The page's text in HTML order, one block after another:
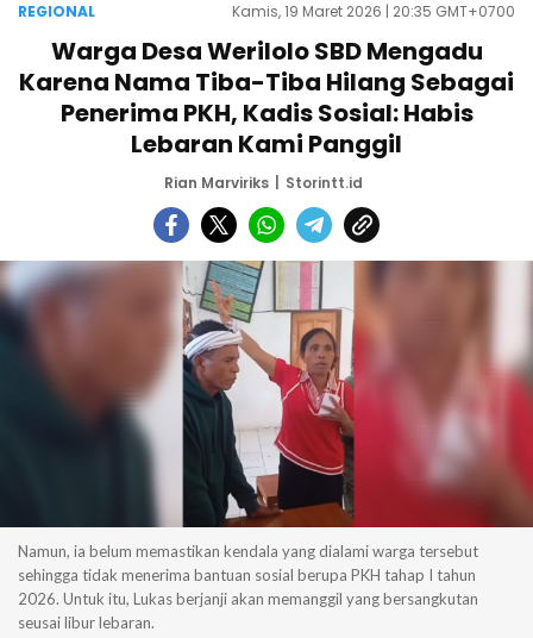
REGIONAL Kamis, 19 Maret 2026 | 20:35 GMT+0700
Warga Desa Werilolo SBD Mengadu
Karena Nama Tiba-Tiba Hilang Sebagai
Penerima PKH, Kadis Sosial: Habis
Lebaran Kami Panggil
Rian Marviriks Storintt.id
Namun, ia belum memastikan kendala yang dialami warga tersebut
sehingga tidak menerima bantuan sosial berupa PKH tahap I tahun
2026. Untuk itu, Lukas berjanji akan memanggil yang bersangkutan
seusai libur lebaran.